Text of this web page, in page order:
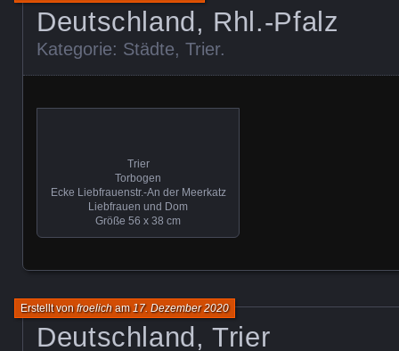
Deutschland, Rhl.-Pfalz
Kategorie: Städte, Trier.
Trier
Torbogen
Ecke Liebfrauenstr.-An der Meerkatz
Liebfrauen und Dom
Größe 56 x 38 cm
Deutschland, Trier
Erstellt vonfroelicham17. Dezember 2020